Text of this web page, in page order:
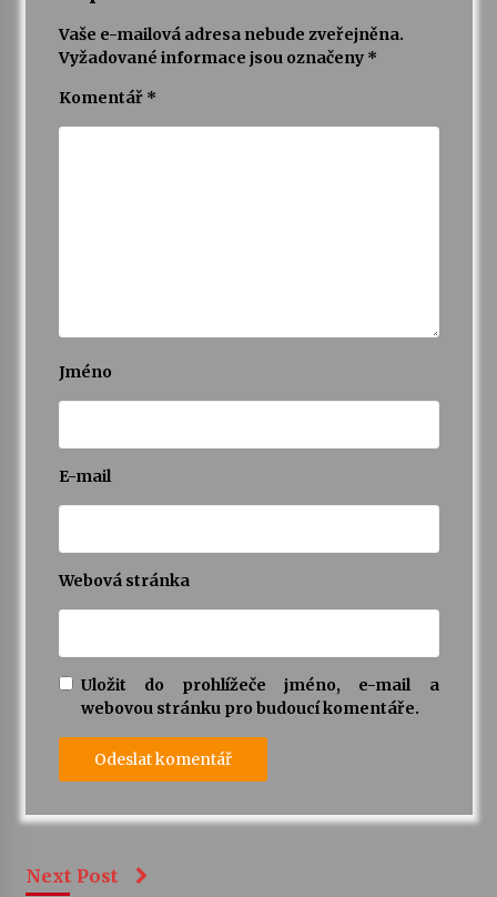
Vysočinka
Petr Adamec – Malovaný svět
Vaše e-mailová adresa nebude zveřejněna.
Vyžadované informace jsou označeny *
Komentář *
Jméno
E-mail
Webová stránka
Uložit do prohlížeče jméno, e-mail a
webovou stránku pro budoucí komentáře.
Next Post